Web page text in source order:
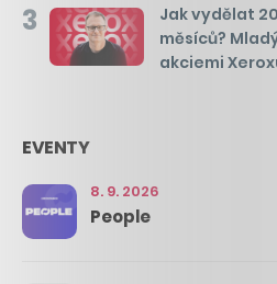
3
Jak vydělat
měsíců?
akciemi
EVENTY
8. 9. 2026
People